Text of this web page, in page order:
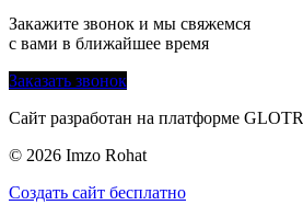
Закажите звонок и мы свяжемся
с вами в ближайшее время
Заказать звонок
Сайт разработан на платформе GLOTR
© 2026 Imzo Rohat
Создать cайт бесплатно